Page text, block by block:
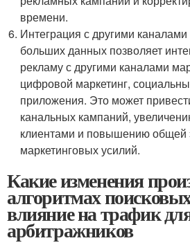
времени.
Интеграция с другими
больших данных позволяет
рекламу с другими каналами
цифровой маркетинг,
приложения. Это может
канальных кампаний,
клиентами и повышению общей
маркетинговых усилий.
Какие изменения
алгоритмах
влияние на трафик
арбитражников